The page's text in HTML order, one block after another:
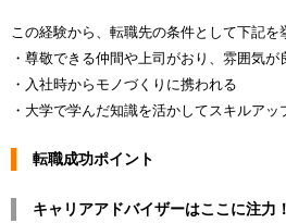
この経験から、転職先の条件として下記を
・尊敬できる仲間や上司がおり、雰囲気が
・入社時からモノづくりに携われる
・大学で学んだ知識を活かしてスキルアッ
転職成功ポイント
キャリアアドバイザーはここに注力！